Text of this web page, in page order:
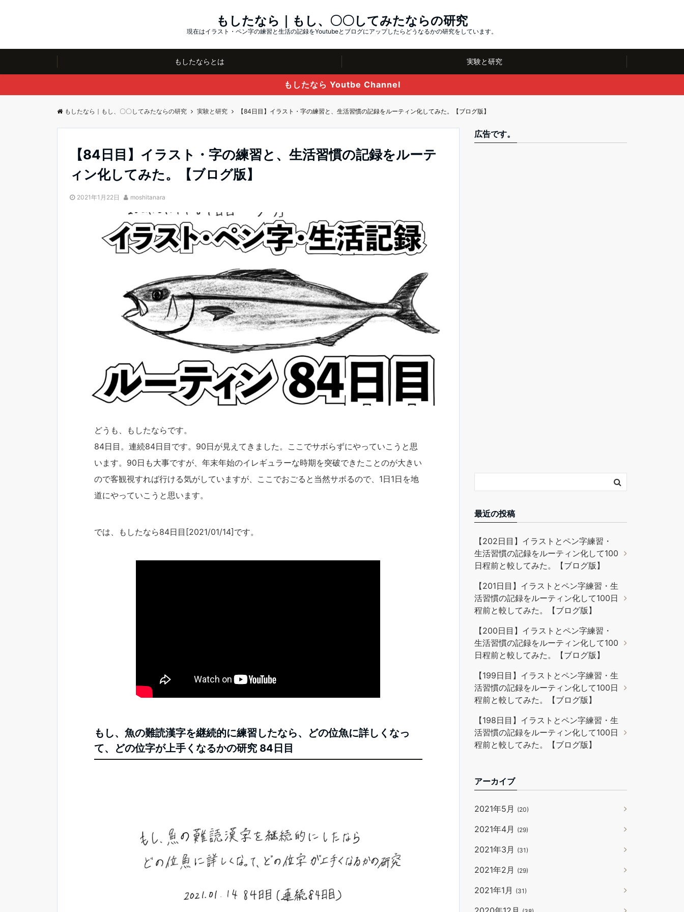
もしたなら｜もし、〇〇してみたならの研究
現在はイラスト・ペン字の練習と生活の記録をYoutubeとブログにアップしたらどうなるかの研究をしています。
もしたならとは 実験と研究
もしたなら Youtbe Channel
もしたなら｜もし、〇〇してみたならの研究 実験と研究 【84日目】イラスト・字の練習と、生活習慣の記録をルーティン化してみた。【ブログ版】
【84日目】イラスト・字の練習と、生活習慣の記録をルーテ
ィン化してみた。【ブログ版】
2021年1月22日 moshitanara
どうも、もしたならです。
84日目。連続84日目です。90日が見えてきました。ここでサボらずにやっていこうと思
います。90日も大事ですが、年末年始のイレギュラーな時期を突破できたことのが大きい
ので客観視すれば行ける気がしていますが、ここでおごると当然サボるので、1日1日を地
道にやっていこうと思います。
では、もしたなら84日目[2021/01/14]です。
もし、魚の難読漢字を継続的に練習したなら、どの位魚に詳しくなっ
て、どの位字が上手くなるかの研究 84日目
広告です。
最近の投稿
【202日目】イラストとペン字練習・
生活習慣の記録をルーティン化して100
日程前と較してみた。【ブログ版】
【201日目】イラストとペン字練習・生
活習慣の記録をルーティン化して100日
程前と較してみた。【ブログ版】
【200日目】イラストとペン字練習・
生活習慣の記録をルーティン化して100
日程前と較してみた。【ブログ版】
【199日目】イラストとペン字練習・生
活習慣の記録をルーティン化して100日
程前と較してみた。【ブログ版】
【198日目】イラストとペン字練習・生
活習慣の記録をルーティン化して100日
程前と較してみた。【ブログ版】
アーカイブ
2021年5月 (20)
2021年4月 (29)
2021年3月 (31)
2021年2月 (29)
2021年1月 (31)